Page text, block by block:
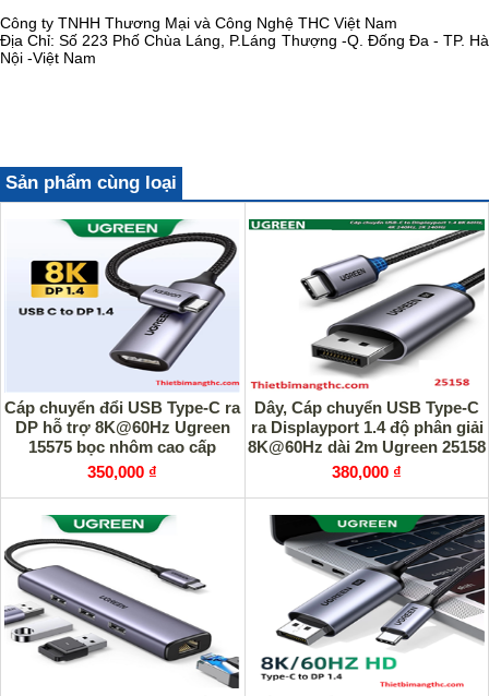
Công ty TNHH Thương Mại và Công Nghệ THC Việt Nam
Địa Chỉ: Số 223 Phố Chùa Láng, P.Láng Thượng -Q. Đống Đa - TP. Hà
Nội -Việt Nam
Sản phẩm cùng loại
Cáp chuyển đổi USB Type-C ra
DP hỗ trợ 8K@60Hz Ugreen
15575 bọc nhôm cao cấp
350,000 ₫
Dây, Cáp chuyển USB Type-C
ra Displayport 1.4 độ phân giải
8K@60Hz dài 2m Ugreen 25158
cao cấp
380,000 ₫